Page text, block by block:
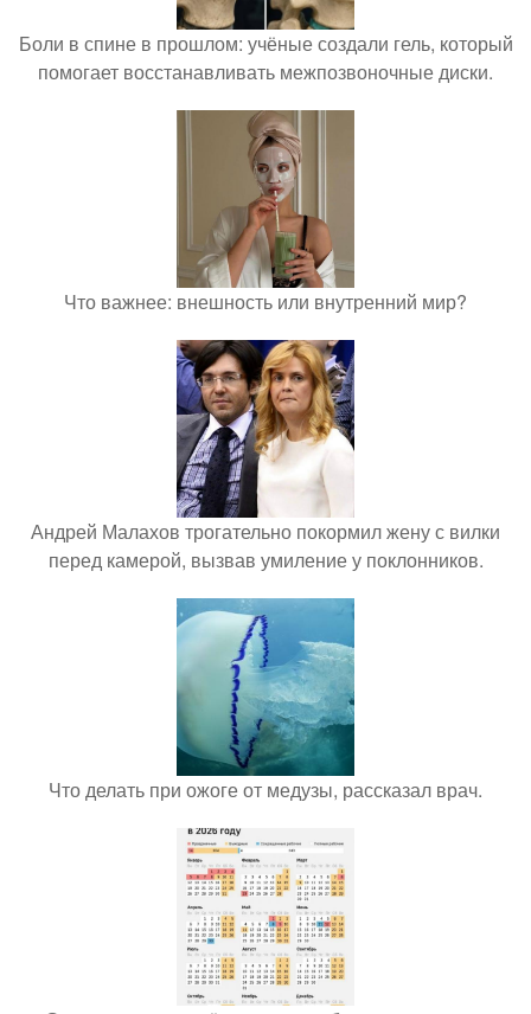
Боли в спине в прошлом: учёные создали гель, который
помогает восстанавливать межпозвоночные диски.
Что важнее: внешность или внутренний мир?
Андрей Малахов трогательно покормил жену с вилки
перед камерой, вызвав умиление у поклонников.
Что делать при ожоге от медузы, рассказал врач.